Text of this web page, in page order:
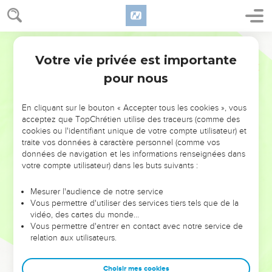
NE MANQUEZ PAS L’ÉVÉNEMENT
DE L’ANNÉE !
ET SI LEURS ERREURS POUVAIENT VOUS ÉVITER LES
VOTRES ?
leur foi ou leur vision. Mais on voit moins les doutes, les erreurs
et les saisons difficiles qu'ils ont traversés, alors même que ce
sont elles qui les ont façonnés.
Dans cette conférence, leaders, entrepreneurs, et responsables
clés pour avancer avec plus de sagesse afin que leurs erreurs
Votre vie privée est importante
pour nous
En cliquant sur le bouton « Accepter tous les cookies », vous
acceptez que TopChrétien utilise des traceurs (comme des
cookies ou l'identifiant unique de votre compte utilisateur) et
traite vos données à caractère personnel (comme vos
données de navigation et les informations renseignées dans
votre compte utilisateur) dans les buts suivants :
Mesurer l'audience de notre service
Vous permettre d'utiliser des services tiers tels que de la
vidéo, des cartes du monde…
Vous permettre d'entrer en contact avec notre service de
relation aux utilisateurs.
Choisir mes cookies